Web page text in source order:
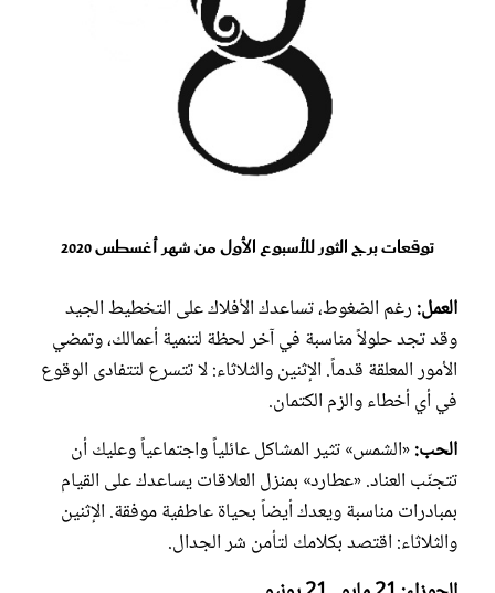
توقعات برج الثور للأسبوع الأول من شهر أغسطس 2020
العمل:رغم الضغوط، تساعدك الأفلاك على التخطيط الجيد
وقد تجد حلولاً مناسبة في آخر لحظة لتنمية أعمالك، وتمضي
الأمور المعلقة قدماً. الإثنين والثلاثاء: لا تتسرع لتتفادى الوقوع
في أي أخطاء والزم الكتمان.
الحب:«الشمس» تثير المشاكل عائلياً واجتماعياً وعليك أن
تتجنّب العناد. «عطارد» بمنزل العلاقات يساعدك على القيام
بمبادرات مناسبة ويعدك أيضاً بحياة عاطفية موفقة. الإثنين
والثلاثاء: اقتصد بكلامك لتأمن شر الجدال.